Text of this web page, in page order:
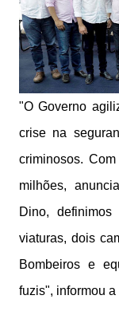
"O Governo
crise na
criminosos.
milhões,
Dino,
viaturas, dois
Bombeiros e
fuzis", informou